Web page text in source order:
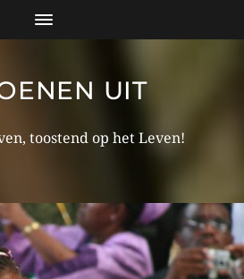
UIT
toostend op het Leven!